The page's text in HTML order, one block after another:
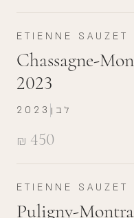
ETIENNE SAUZET
Chassagne-
2023
₪ 450
2023 לבן
ETIENNE SAUZET
Puligny-